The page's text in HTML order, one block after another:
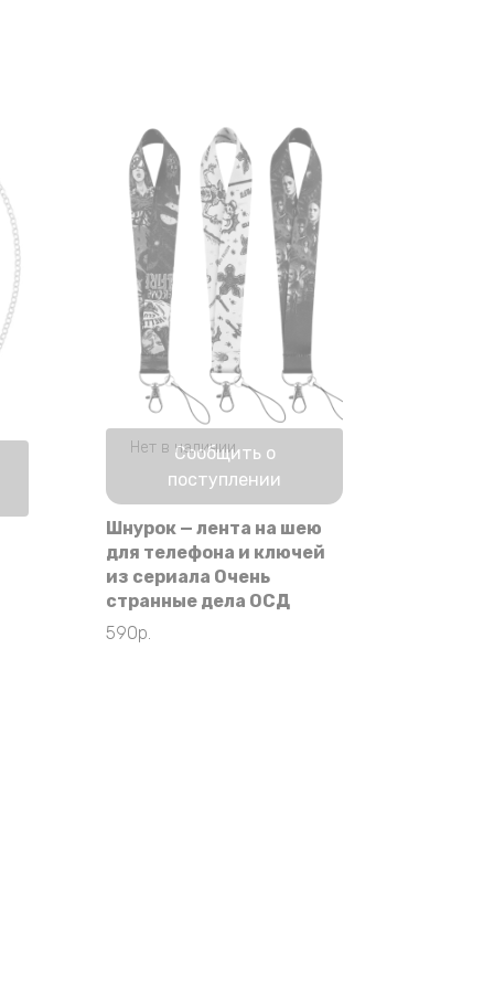
Нет в наличии
Сообщить о
поступлении
Шнурок — лента на шею
для телефона и ключей
из сериала Очень
странные дела ОСД
590р.